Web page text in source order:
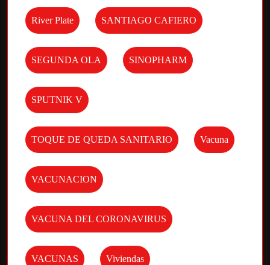
River Plate SANTIAGO CAFIERO
SEGUNDA OLA SINOPHARM
SPUTNIK V
TOQUE DE QUEDA SANITARIO Vacuna
VACUNACION
VACUNA DEL CORONAVIRUS
VACUNAS Viviendas